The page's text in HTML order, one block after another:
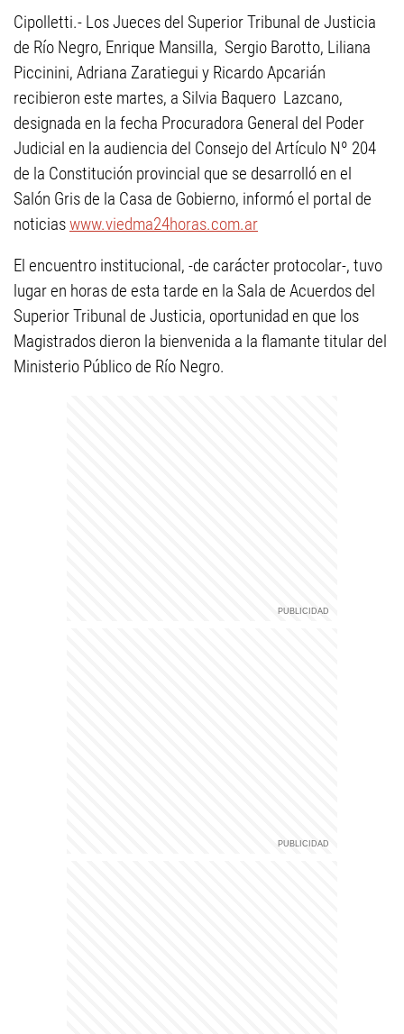
Cipolletti.- Los Jueces del Superior Tribunal de Justicia
de Río Negro, Enrique Mansilla, Sergio Barotto, Liliana
Piccinini, Adriana Zaratiegui y Ricardo Apcarián
recibieron este martes, a Silvia Baquero Lazcano,
designada en la fecha Procuradora General del Poder
Judicial en la audiencia del Consejo del Artículo Nº 204
de la Constitución provincial que se desarrolló en el
Salón Gris de la Casa de Gobierno, informó el portal de
noticiaswww.viedma24horas.com.ar
El encuentro institucional, -de carácter protocolar-, tuvo
lugar en horas de esta tarde en la Sala de Acuerdos del
Superior Tribunal de Justicia, oportunidad en que los
Magistrados dieron la bienvenida a la flamante titular del
Ministerio Público de Río Negro.